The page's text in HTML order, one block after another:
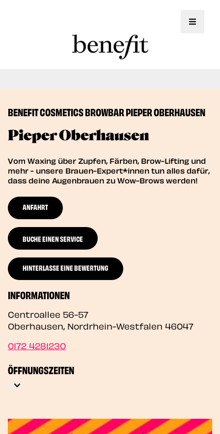
Toggle
BENEFIT COSMETICS BROWBAR PIEPER OBERHAUSEN
Pieper Oberhausen
Vom Waxing über Zupfen, Färben, Brow-Lifting und
mehr - unsere Brauen-Expert*innen tun alles dafür,
dass deine Augenbrauen zu Wow-Brows werden!
ANFAHRT
BUCHE EINEN SERVICE
HINTERLASSE EINE BEWERTUNG
INFORMATIONEN
Centroallee 56-57
Oberhausen, Nordrhein-Westfalen 46047
0172 4281230
ÖFFNUNGSZEITEN